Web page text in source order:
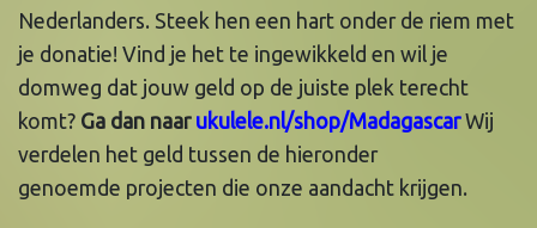
Nederlanders. Steek hen een hart onder de riem met
je donatie! Vind je het te ingewikkeld en wil je
domweg dat jouw geld op de juiste plek terecht
komt? Ga dan naar ukulele.nl/shop/MadagascarWij
verdelen het geld tussen de hieronder
genoemde projecten die onze aandacht krijgen.